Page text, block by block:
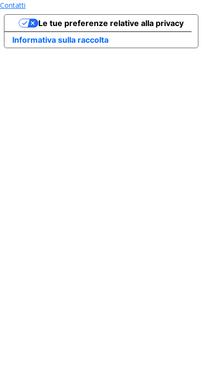
Contatti
Informativa sulla raccolta
Le tue preferenze relative alla privacy